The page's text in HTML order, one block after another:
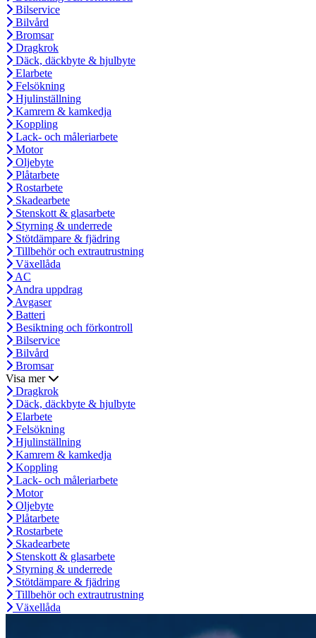
Bilservice
Bilvård
Bromsar
Dragkrok
Däck, däckbyte & hjulbyte
Elarbete
Felsökning
Hjulinställning
Kamrem & kamkedja
Koppling
Lack- och måleriarbete
Motor
Oljebyte
Plåtarbete
Rostarbete
Skadearbete
Stenskott & glasarbete
Styrning & underrede
Stötdämpare & fjädring
Tillbehör och extrautrustning
Växellåda
AC
Andra uppdrag
Avgaser
Batteri
Besiktning och förkontroll
Bilservice
Bilvård
Bromsar
Visa mer
Dragkrok
Däck, däckbyte & hjulbyte
Elarbete
Felsökning
Hjulinställning
Kamrem & kamkedja
Koppling
Lack- och måleriarbete
Motor
Oljebyte
Plåtarbete
Rostarbete
Skadearbete
Stenskott & glasarbete
Styrning & underrede
Stötdämpare & fjädring
Tillbehör och extrautrustning
Växellåda